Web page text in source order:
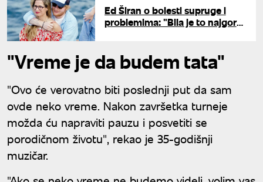
Ed Širan o bolesti supruge i
problemima: "Bila je to najgora
"Vreme je da budem tata"
"Ovo će verovatno biti poslednji put da sam
ovde neko vreme. Nakon završetka turneje
možda ću napraviti pauzu i posvetiti se
porodičnom životu", rekao je 35-godišnji
muzičar.